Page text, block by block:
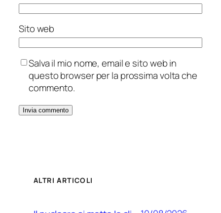
Sito web
Salva il mio nome, email e sito web in
questo browser per la prossima volta che
commento.
ALTRI ARTICOLI